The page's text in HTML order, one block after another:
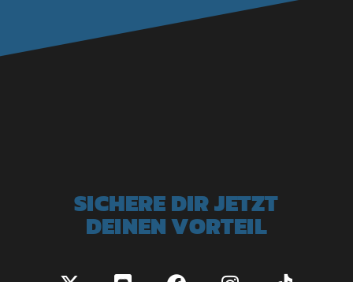
SICHERE DIR JETZT
DEINEN VORTEIL